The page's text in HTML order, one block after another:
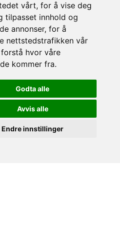
vårt, for å vise deg
tilpasset innhold og
annonser, for å
nettstedstrafikken vår
hvor våre
kommer fra.
Godta alle
Avvis alle
Endre innstillinger